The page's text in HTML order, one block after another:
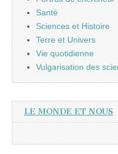
Santé
Sciences et Histoire
Terre et Univers
Vie quotidienne
Vulgarisation des
LE MONDE ET NOUS